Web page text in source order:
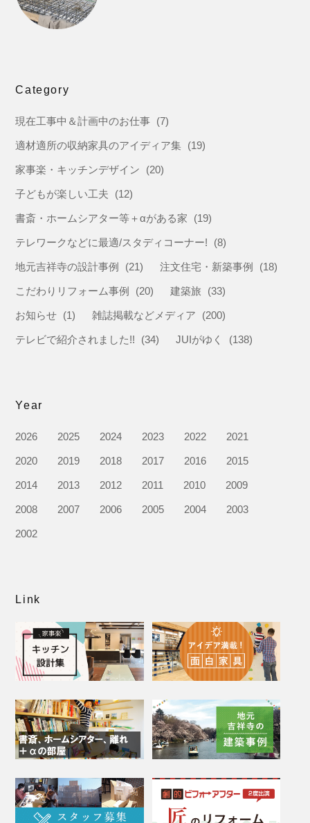
Category
現在工事中＆計画中のお仕事 (7)
適材適所の収納家具のアイディア集 (19)
家事楽・キッチンデザイン (20)
子どもが楽しい工夫 (12)
書斎・ホームシアター等＋αがある家 (19)
テレワークなどに最適/スタディコーナー! (8)
地元吉祥寺の設計事例 (21) 注文住宅・新築事例 (18)
こだわりリフォーム事例 (20) 建築旅 (33)
お知らせ (1) 雑誌掲載などメディア (200)
テレビで紹介されました!! (34) JUIがゆく (138)
Year
2026 2025 2024 2023 2022 2021
2020 2019 2018 2017 2016 2015
2014 2013 2012 2011 2010 2009
2008 2007 2006 2005 2004 2003
2002
Link